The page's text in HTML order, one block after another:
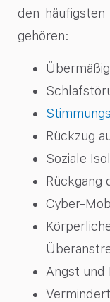
den
gehören:
Rückzug
Soziale
Rückgang
Cyber-
Angst und